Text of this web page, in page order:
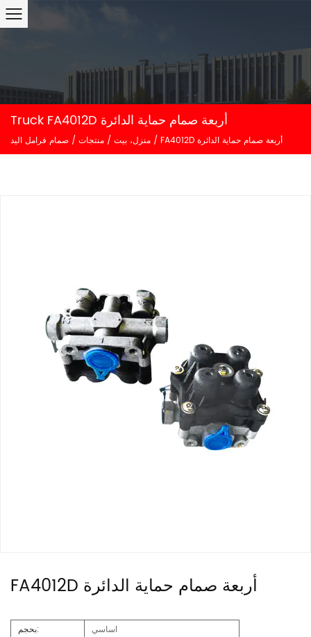
Truck FA4012D أربعة صمام حماية الدائرة
منزل، بيت / منتجات / صمام فرامل اليد / FA4012D أربعة صمام حماية الدائرة
FA4012D أربعة صمام حماية الدائرة
بحجم:
اساسي